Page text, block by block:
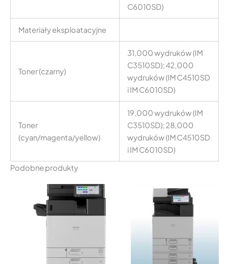
C6010SD)
Materiały eksploatacyjne
Toner (czarny)
31,000 wydruków (IM
C3510SD); 42,000
wydruków (IM C4510SD
i IM C6010SD)
Toner
(cyan/magenta/yellow)
19,000 wydruków (IM
C3510SD); 28,000
wydruków (IM C4510SD
i IM C6010SD)
Podobne produkty